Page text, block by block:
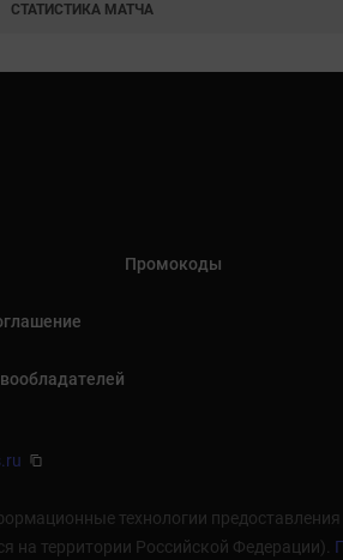
СТАТИСТИКА МАТЧА
Промокоды
технологии
на территории Российской Федерации).